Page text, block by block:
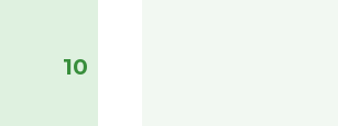
10